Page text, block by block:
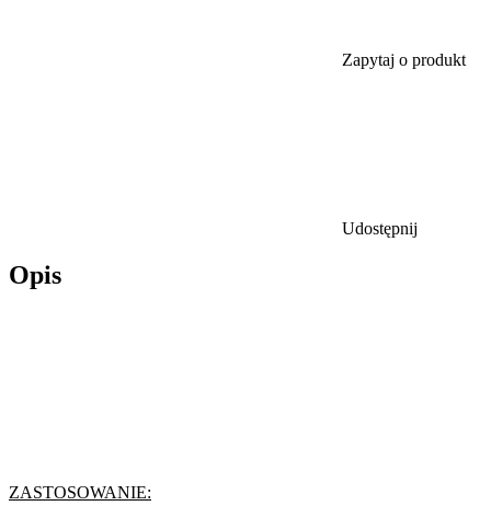
Zapytaj o produkt
Udostępnij
Opis
ZASTOSOWANIE: